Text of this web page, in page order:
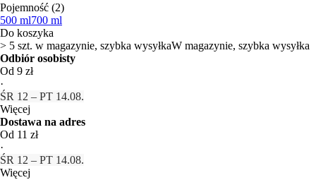
Pojemność (2)
500 ml700 ml
Do koszyka
> 5 szt. w magazynie, szybka wysyłkaW magazynie, szybka wysyłka
Odbiór osobisty
Od 9 zł
·
ŚR 12 – PT 14.08.
Więcej
Dostawa na adres
Od 11 zł
·
ŚR 12 – PT 14.08.
Więcej